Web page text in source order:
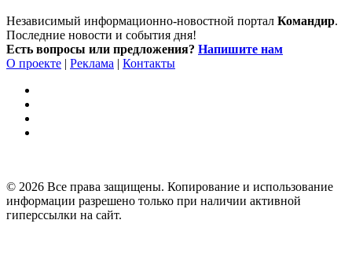
Независимый информационно-новостной портал Командир.
Последние новости и события дня!
Есть вопросы или предложения? Напишите нам
О проекте | Реклама | Контакты
© 2026 Все права защищены. Копирование и использование
информации разрешено только при наличии активной
гиперссылки на сайт.